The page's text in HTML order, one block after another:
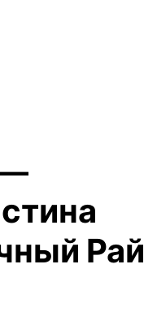
—
Рай